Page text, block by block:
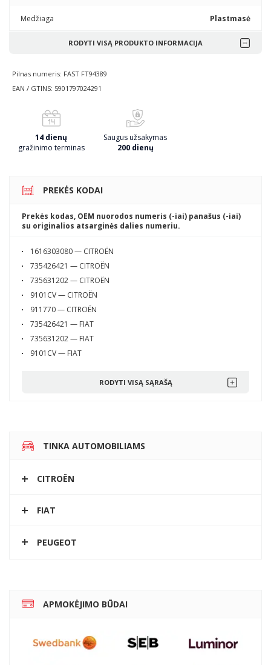
Medžiaga Plastmasė
RODYTI VISĄ PRODUKTO INFORMACIJA
Pilnas numeris: FAST FT94389
EAN / GTINS: 5901797024291
14 dienų
gražinimo terminas
Saugus užsakymas
200 dienų
PREKĖS KODAI
Prekės kodas, OEM nuorodos numeris (-iai) panašus (-iai)
su originalios atsarginės dalies numeriu.
1616303080 — CITROËN
735426421 — CITROËN
735631202 — CITROËN
9101CV — CITROËN
911770 — CITROËN
735426421 — FIAT
735631202 — FIAT
9101CV — FIAT
RODYTI VISĄ SĄRAŠĄ
TINKA AUTOMOBILIAMS
CITROËN
FIAT
PEUGEOT
APMOKĖJIMO BŪDAI